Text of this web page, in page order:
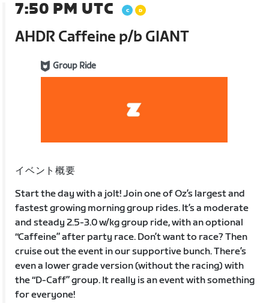
7:50 PM UTC
AHDR Caffeine p/b GIANT
Group Ride
イベント概要
Start the day with a jolt! Join one of Oz’s largest and
fastest growing morning group rides. It’s a moderate
and steady 2.5-3.0 w/kg group ride, with an optional
“Caffeine” after party race. Don’t want to race? Then
cruise out the event in our supportive bunch. There’s
even a lower grade version (without the racing) with
the “D-Caff” group. It really is an event with something
for everyone!